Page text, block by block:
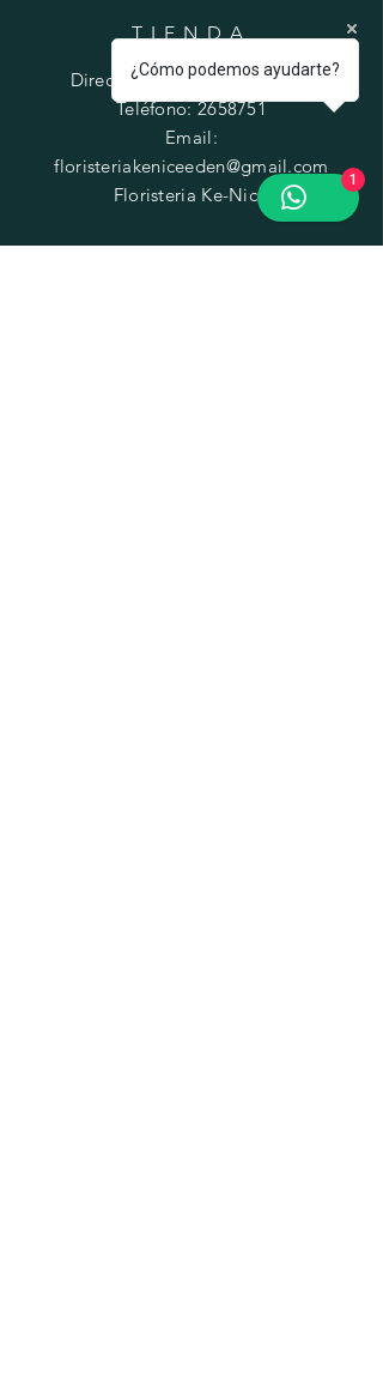
TIENDA
Dirección: Cll 26 sur # 78n-31
Teléfono:2658751
Email:
floristeriakeniceeden@gmail.com
Floristeria Ke-Nices
¿Cómo podemos ayudarte?
1